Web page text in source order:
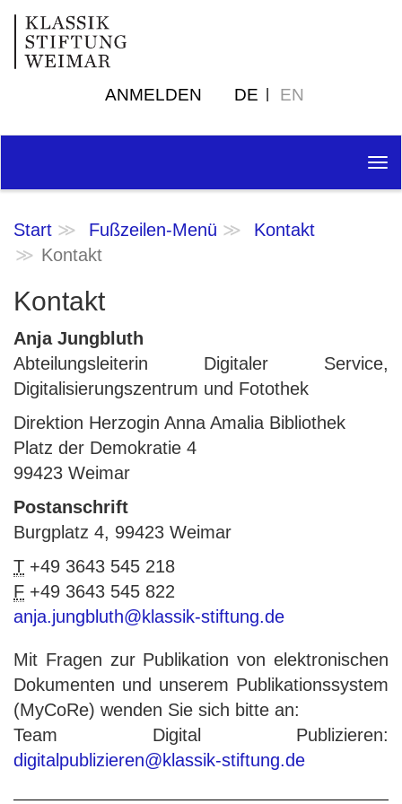
ANMELDEN DE EN
Start Fußzeilen-Menü
Kontakt
Kontakt
Kontakt
Anja Jungbluth
Abteilungsleiterin Digitaler Service,
Digitalisierungszentrum und Fotothek
Direktion Herzogin Anna Amalia Bibliothek
Platz der Demokratie 4
99423 Weimar
Postanschrift
Burgplatz 4, 99423 Weimar
T +49 3643 545 218
F +49 3643 545 822
anja.jungbluth@klassik-stiftung.de
Mit Fragen zur Publikation von elektronischen
Dokumenten und unserem Publikationssystem
(MyCoRe) wenden Sie sich bitte an:
Team Digital Publizieren:
digitalpublizieren@klassik-stiftung.de